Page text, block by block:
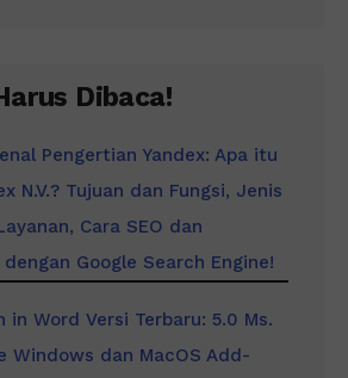
Dibaca!
Pengertian Yandex: Apa itu
N.V.? Tujuan dan Fungsi, Jenis
Cara SEO dan
Google Search Engine!
in Word Versi Terbaru: 5.0 Ms.
Windows dan MacOS Add-